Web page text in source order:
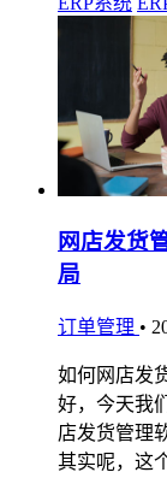
网店发货
局
订单管理 •
如何网店发
好，今天我
店发货管理
其实呢，这